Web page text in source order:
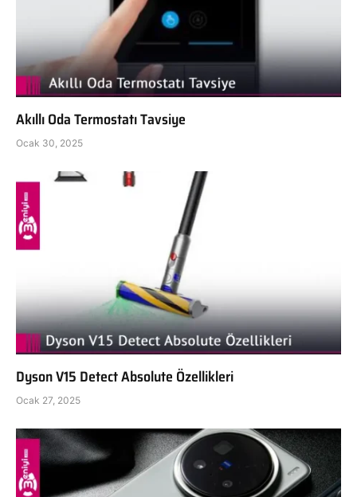
Akıllı Oda Termostatı Tavsiye
Ocak 30, 2025
Dyson V15 Detect Absolute Özellikleri
Ocak 27, 2025